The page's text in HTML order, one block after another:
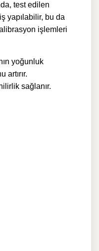
test edilen
yapılabilir, bu da
işlemleri
yoğunluk
sağlanır.